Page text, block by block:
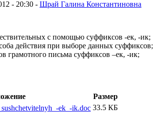
- 20:30 - Шрай Галина Константиновна
с помощью суффиксов -ек, -ик;
действия при выборе данных суффиксов;
грамотного письма суффиксов –ек, -ик;
Размер
ek_-ik.doc 33.5 КБ